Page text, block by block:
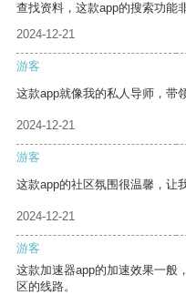
查找资料，这款app的搜索功能
2024-12-21
游客
这款app就像我的私人导师，带
2024-12-21
游客
这款app的社区氛围很温馨，让
2024-12-21
游客
这款加速器app的加速效果一般
区的线路。